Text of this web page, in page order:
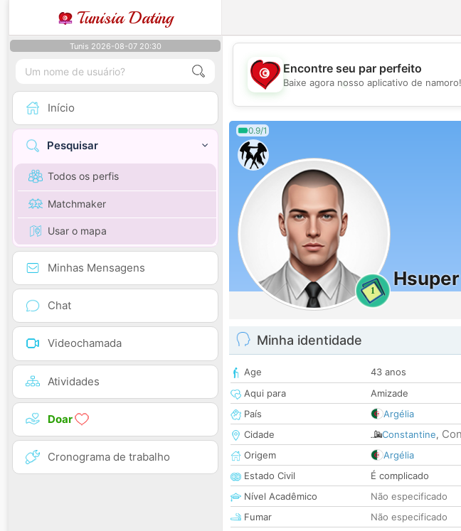
Tunisia Dating
Tunis 2026-08-07 20:30
Início
Pesquisar
Todos os perfis
Matchmaker
Usar o mapa
Minhas Mensagens
Chat
Videochamada
Atividades
Doar
Cronograma de trabalho
💖
Encontre seu par perfeito
Baixe agora nosso aplicativo de namoro!
0.9/1
1
Hsuper
Minha identidade
Age
43 anos
Aqui para
Amizade
País
Argélia
Cidade
Constantine,
Origem
Argélia
Estado Civil
É complicado
Nível Acadêmico
Não especificado
Fumar
Não especificado